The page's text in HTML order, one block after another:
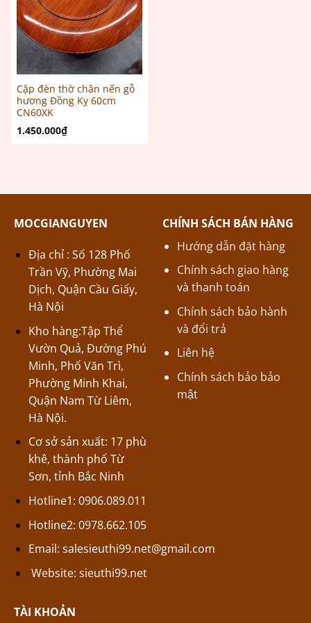
Cặp đèn thờ chân nến gỗ
hương Đồng Kỵ 60cm
CN60XK
1.450.000₫
MOCGIANGUYEN
Địa chỉ : Số 128 Phố
Trần Vỹ, Phường Mai
Dịch, Quận Cầu Giấy,
Hà Nội
Kho hàng:Tập Thể
Vườn Quả, Đường Phú
Minh, Phố Văn Trì,
Phường Minh Khai,
Quận Nam Từ Liêm,
Hà Nội.
Cơ sở sản xuất: 17 phù
khê, thành phố Từ
Sơn, tỉnh Bắc Ninh
Hotline1: 0906.089.011
Hotline2: 0978.662.105
Email: salesieuthi99.net@gmail.com
Website: sieuthi99.net
CHÍNH SÁCH BÁN HÀNG
Hướng dẫn đặt hàng
Chính sách giao hàng
và thanh toán
Chính sách bảo hành
và đổi trả
Liên hệ
Chính sách bảo bảo
mật
TÀI KHOẢN